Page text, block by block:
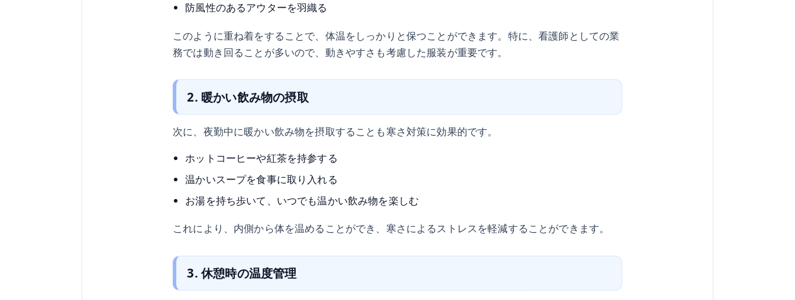
防風性のあるアウターを羽織る
このように重ね着をすることで、体温をしっかりと保つことができます。特に、看護師としての業
務では動き回ることが多いので、動きやすさも考慮した服装が重要です。
2. 暖かい飲み物の摂取
次に、夜勤中に暖かい飲み物を摂取することも寒さ対策に効果的です。
ホットコーヒーや紅茶を持参する
温かいスープを食事に取り入れる
お湯を持ち歩いて、いつでも温かい飲み物を楽しむ
これにより、内側から体を温めることができ、寒さによるストレスを軽減することができます。
3. 休憩時の温度管理